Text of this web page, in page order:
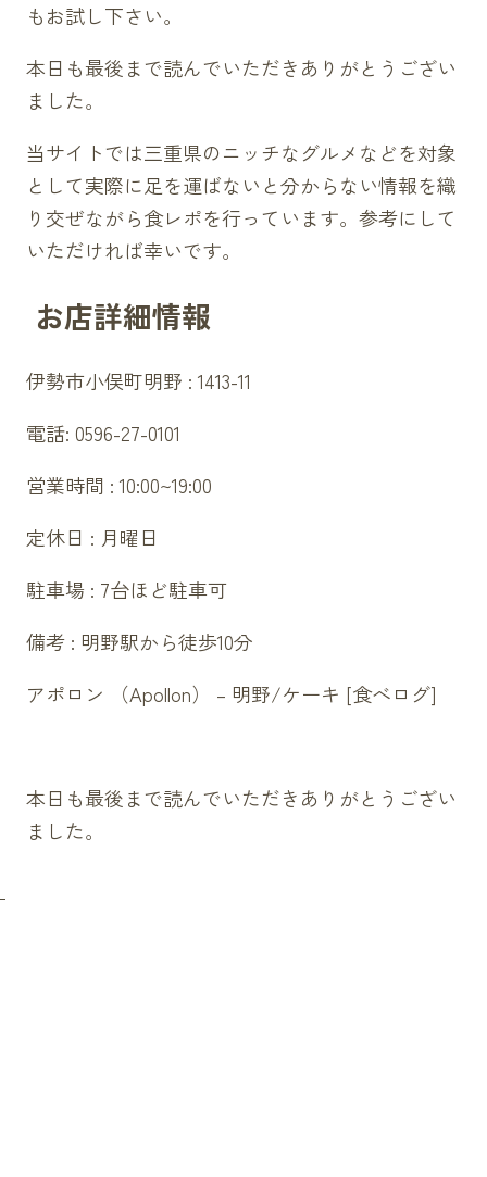
もお試し下さい。
本日も最後まで読んでいただきありがとうござい
ました。
当サイトでは三重県のニッチなグルメなどを対象
として実際に足を運ばないと分からない情報を織
り交ぜながら食レポを行っています。参考にして
いただければ幸いです。
お店詳細情報
伊勢市小俣町明野 : 1413-11
電話: 0596-27-0101
営業時間 : 10:00~19:00
定休日 : 月曜日
駐車場 : 7台ほど駐車可
備考 : 明野駅から徒歩10分
アポロン （Apollon） – 明野/ケーキ [食べログ]
本日も最後まで読んでいただきありがとうござい
ました。